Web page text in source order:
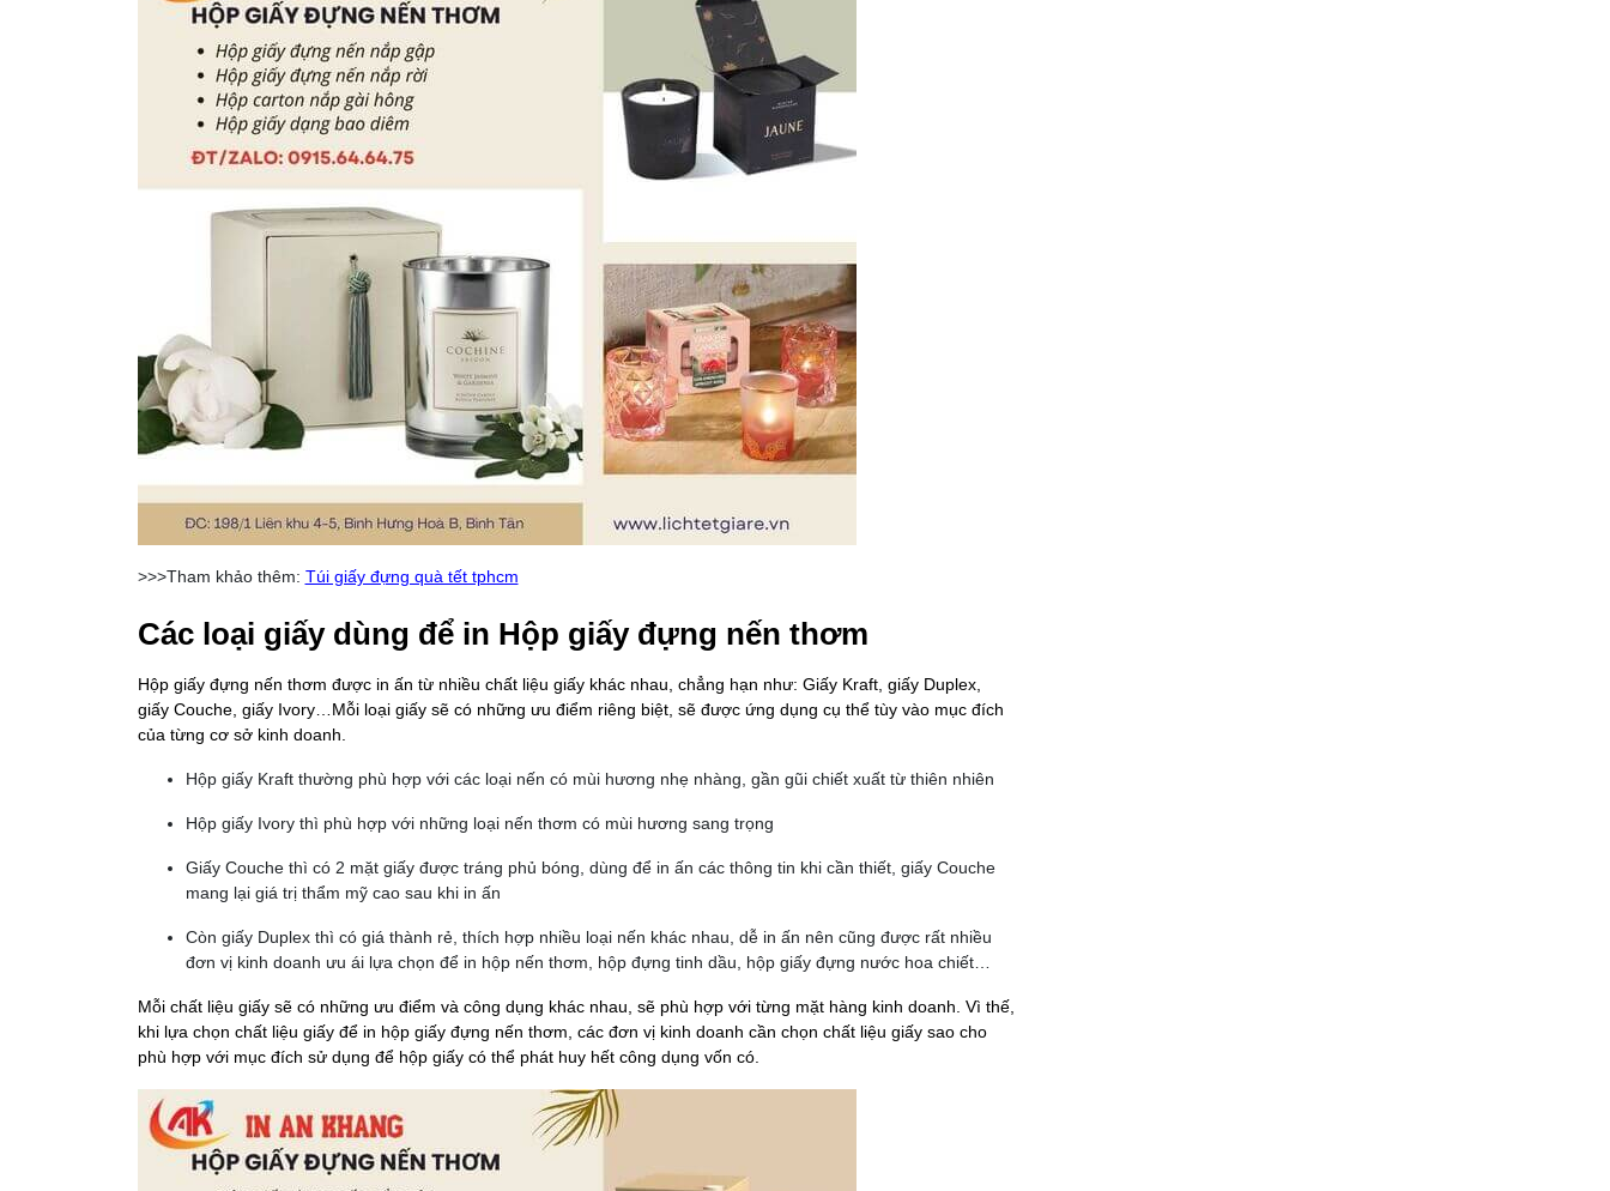
>>>Tham khảo thêm: Túi giấy đựng quà tết tphcm
Các loại giấy dùng để in Hộp giấy đựng nến thơm
Hộp giấy đựng nến thơm được in ấn từ nhiều chất liệu giấy khác nhau, chẳng hạn như: Giấy Kraft, giấy Duplex,
giấy Couche, giấy Ivory…Mỗi loại giấy sẽ có những ưu điểm riêng biệt, sẽ được ứng dụng cụ thể tùy vào mục đích
của từng cơ sở kinh doanh.
Hộp giấy Kraft thường phù hợp với các loại nến có mùi hương nhẹ nhàng, gần gũi chiết xuất từ thiên nhiên
Hộp giấy Ivory thì phù hợp với những loại nến thơm có mùi hương sang trọng
Giấy Couche thì có 2 mặt giấy được tráng phủ bóng, dùng để in ấn các thông tin khi cần thiết, giấy Couche
mang lại giá trị thẩm mỹ cao sau khi in ấn
Còn giấy Duplex thì có giá thành rẻ, thích hợp nhiều loại nến khác nhau, dễ in ấn nên cũng được rất nhiều
đơn vị kinh doanh ưu ái lựa chọn để in hộp nến thơm, hộp đựng tinh dầu, hộp giấy đựng nước hoa chiết…
Mỗi chất liệu giấy sẽ có những ưu điểm và công dụng khác nhau, sẽ phù hợp với từng mặt hàng kinh doanh. Vì thế,
khi lựa chọn chất liệu giấy để in hộp giấy đựng nến thơm, các đơn vị kinh doanh cần chọn chất liệu giấy sao cho
phù hợp với mục đích sử dụng để hộp giấy có thể phát huy hết công dụng vốn có.